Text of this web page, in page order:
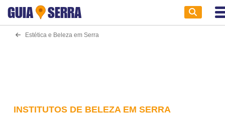
GUIA SERRA
Estética e Beleza em Serra
INSTITUTOS DE BELEZA EM SERRA